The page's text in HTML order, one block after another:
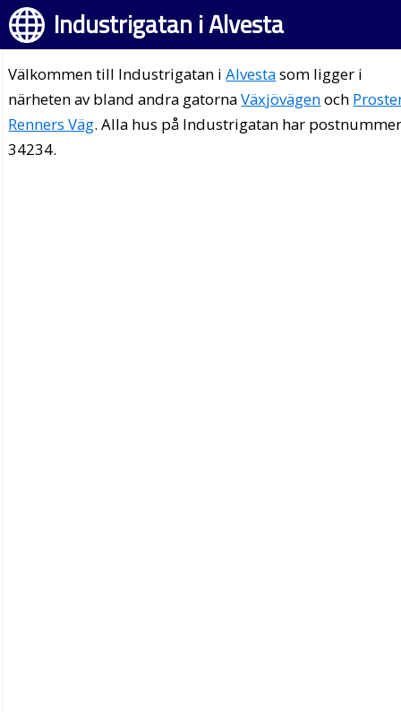
Industrigatan i Alvesta
Välkommen till Industrigatan iAlvestasom ligger i
närheten av bland andra gatornaVäxjövägenoch
Renners Väg. Alla hus på Industrigatan har
34234.